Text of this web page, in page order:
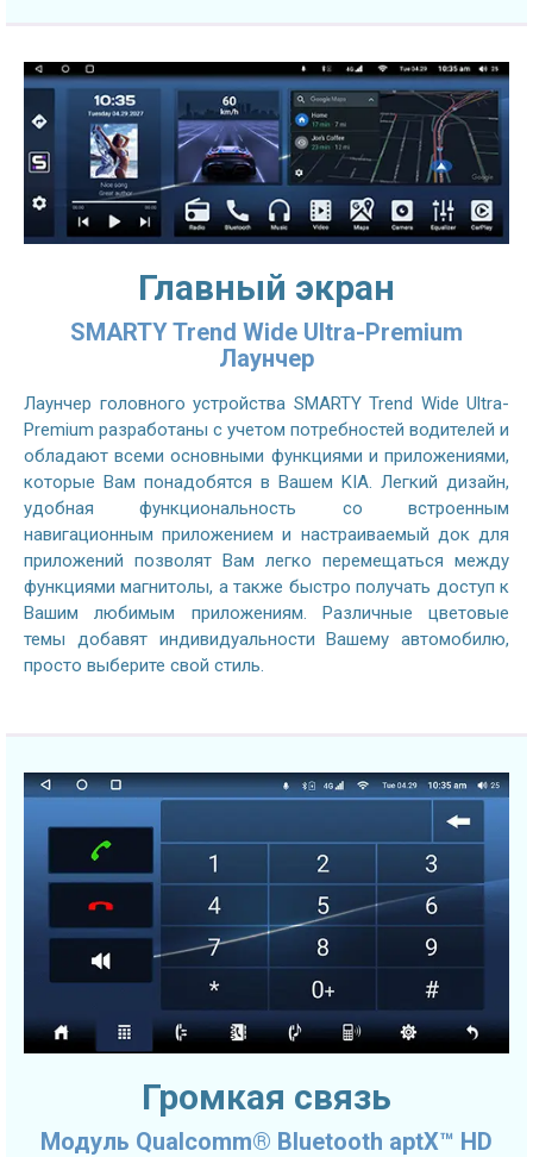
Главный экран
SMARTY Trend Wide Ultra-Premium
Лаунчер
Лаунчер головного устройства SMARTY Trend Wide Ultra-
Premium разработаны с учетом потребностей водителей и
обладают всеми основными функциями и приложениями,
которые Вам понадобятся в Вашем KIA. Легкий дизайн,
удобная функциональность со встроенным
навигационным приложением и настраиваемый док для
приложений позволят Вам легко перемещаться между
функциями магнитолы, а также быстро получать доступ к
Вашим любимым приложениям. Различные цветовые
темы добавят индивидуальности Вашему автомобилю,
просто выберите свой стиль.
Громкая связь
Модуль Qualcomm® Bluetooth aptX™ HD